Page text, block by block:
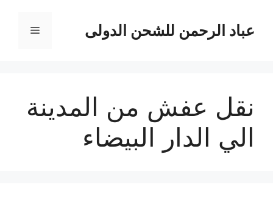
المحتوىعباد الرحمن للشحن الدولى القائمة
نقل عفش من المدينة
الي الدار البيضاء